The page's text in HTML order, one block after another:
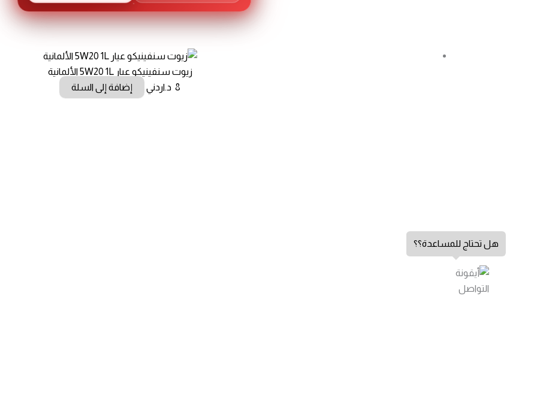
زيوت سنفينيكو عيار 5W20 1L الألمانية
8 د.اردني إضافة إلى السلة
هل تحتاج للمساعدة؟؟